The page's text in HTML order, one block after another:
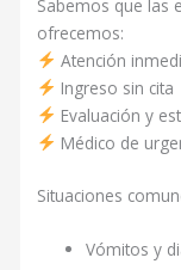
Sabemos que las
ofrecemos:
Atención
Ingreso sin cita
Evaluación y
Médico de
Situaciones
Vómitos y